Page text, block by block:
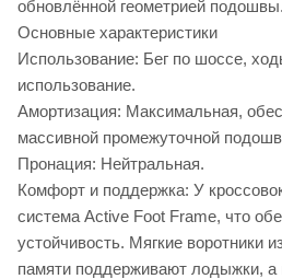
обновлённой геометрией подошвы.
Основные характеристики
Использование: Бег по шоссе,
использование.
Амортизация: Максимальная,
массивной промежуточной
Пронация: Нейтральная.
Комфорт и поддержка: У
система Active Foot Frame, что
устойчивость. Мягкие воротники
памяти поддерживают лодыжки, а